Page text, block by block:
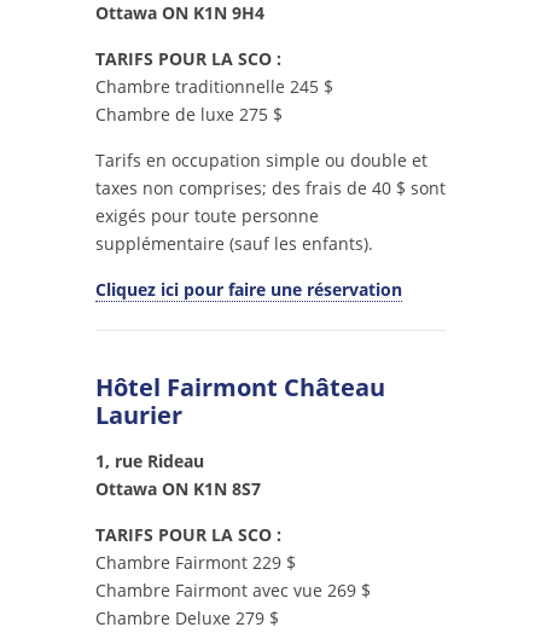
Ottawa ON K1N 9H4
TARIFS POUR LA SCO :
Chambre traditionnelle 245 $
Chambre de luxe 275 $
Tarifs en occupation simple ou double et
taxes non comprises; des frais de 40 $ sont
exigés pour toute personne
supplémentaire (sauf les enfants).
Cliquez ici pour faire une réservation
Hôtel Fairmont Château
Laurier
1, rue Rideau
Ottawa ON K1N 8S7
TARIFS POUR LA SCO :
Chambre Fairmont 229 $
Chambre Fairmont avec vue 269 $
Chambre Deluxe 279 $